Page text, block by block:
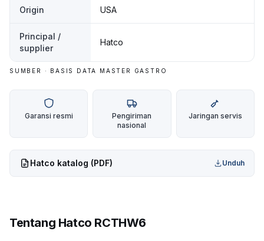
Origin USA
Principal /
supplier
Hatco
SUMBER · BASIS DATA MASTER GASTRO
Garansi resmi
Pengiriman
nasional
Jaringan servis
Hatco katalog (PDF) Unduh
Tentang Hatco RCTHW6